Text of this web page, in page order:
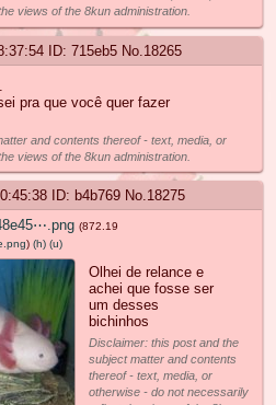
views of the 8kun administration.
715eb5 No. 18265
pra que você quer fazer
and contents thereof - text, media, or
views of the 8kun administration.
b4b769 No.18275
(872.19
) (h) (u)
Olhei de relance e
achei que fosse ser
um desses
bichinhos
Disclaimer: this post and the
subject matter and contents
thereof - text, media, or
otherwise - do not necessarily